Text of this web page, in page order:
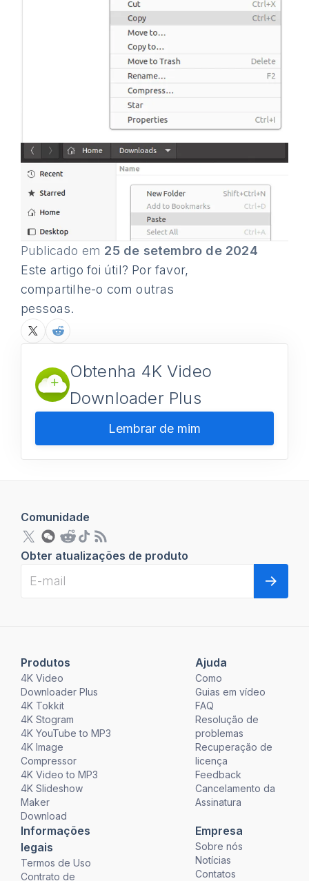
Publicado em 25 de setembro de 2024
Este artigo foi útil? Por favor,
compartilhe-o com outras
pessoas.
Obtenha 4K Video
Downloader Plus
Lembrar de mim
Produtos
4K Video
Downloader Plus
4K Tokkit
4K Stogram
4K YouTube to MP3
4K Image
Compressor
4K Video to MP3
4K Slideshow
Maker
Download
Ajuda
Como
Guias em vídeo
FAQ
Resolução de
problemas
Recuperação de
licença
Feedback
Cancelamento da
Assinatura
Informações
legais
Termos de Uso
Contrato de
Empresa
Sobre nós
Notícias
Contatos
Comunidade
Obter atualizações de produto